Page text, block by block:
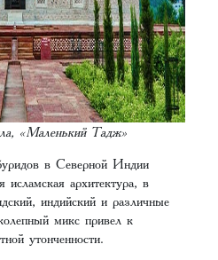
«Маленький Тадж»
в Северной Индии
исламская архитектура, в
индийский и различные
микс привел к
утонченности.